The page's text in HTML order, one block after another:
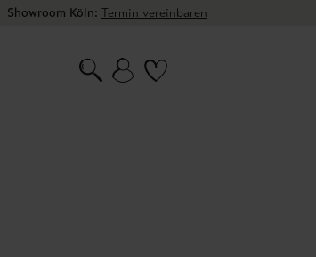
Showroom Köln: Termin vereinbaren